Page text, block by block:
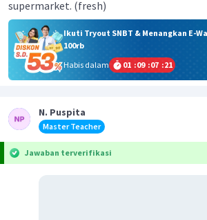
supermarket. (fresh)
Ikuti Tryout SNBT & Menangkan E-
100rb
Habis dalam
01 :09 :07 :21
N. Puspita
Master Teacher
Jawaban terverifikasi